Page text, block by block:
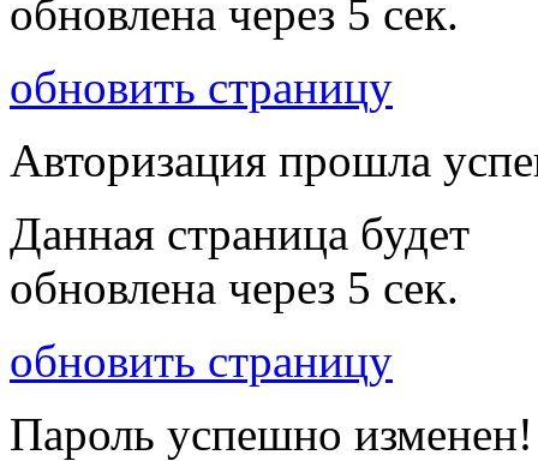
обновлена через 5 сек.
обновить страницу
Авторизация прошла
Данная страница будет
обновлена через 5 сек.
обновить страницу
Пароль успешно изменен!